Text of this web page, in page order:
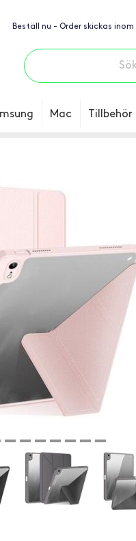
Beställ nu - Order skickas inom
Mac Tillbehör